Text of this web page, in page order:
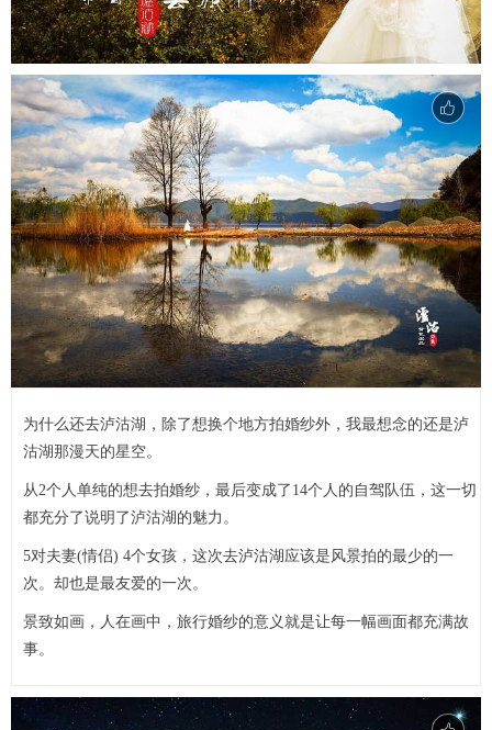
为什么还去泸沽湖，除了想换个地方拍婚纱外，我最想念的还是泸
沽湖那漫天的星空。
从2个人单纯的想去拍婚纱，最后变成了14个人的自驾队伍，这一切
都充分了说明了泸沽湖的魅力。
5对夫妻(情侣) 4个女孩，这次去泸沽湖应该是风景拍的最少的一
次。却也是最友爱的一次。
景致如画，人在画中，旅行婚纱的意义就是让每一幅画面都充满故
事。